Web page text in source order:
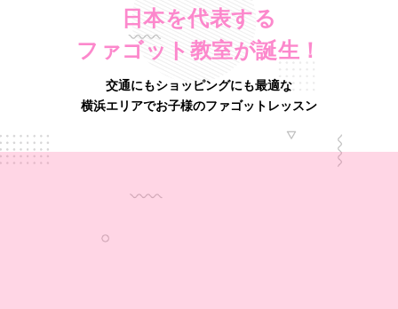
日本を代表する
ファゴット教室が誕生！
交通にもショッピングにも最適な
横浜エリアでお子様のファゴットレッスン